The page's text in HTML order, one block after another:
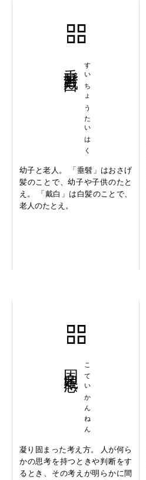
すいちょうたいはく
幼子と老人。 「垂髫」はおさげ
髪のことで、幼子や子供のたと
え。 「戴白」は白髪のことで、
老人のたとえ。
こていかんねん
凝り固まった考え方。 人が何ら
かの思考を持つときや判断をす
るとき、その考えが明らかに間